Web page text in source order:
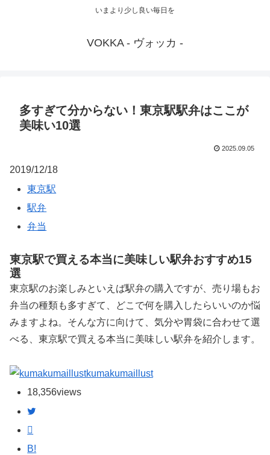
いまより少し良い毎日を
VOKKA - ヴォッカ -
多すぎて分からない！東京駅駅弁はここが
美味い10選
2025.09.05
2019/12/18
東京駅
駅弁
弁当
東京駅で買える本当に美味しい駅弁おすすめ15
選
東京駅のお楽しみといえば駅弁の購入ですが、売り場もお
弁当の種類も多すぎて、どこで何を購入したらいいのか悩
みますよね。そんな方に向けて、気分や胃袋に合わせて選
べる、東京駅で買える本当に美味しい駅弁を紹介します。
kumakumaillust
18,356views
B!